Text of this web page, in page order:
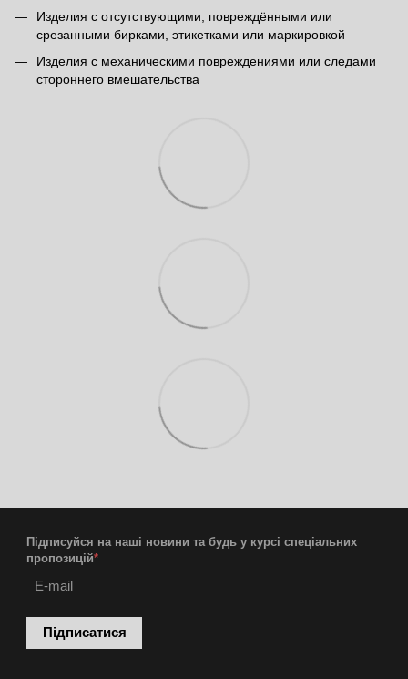
Изделия с отсутствующими, повреждёнными или
срезанными бирками, этикетками или маркировкой
Изделия с механическими повреждениями или следами
стороннего вмешательства
Підписуйся на наші новини та будь у курсі спеціальних
пропозицій*
Підписатися